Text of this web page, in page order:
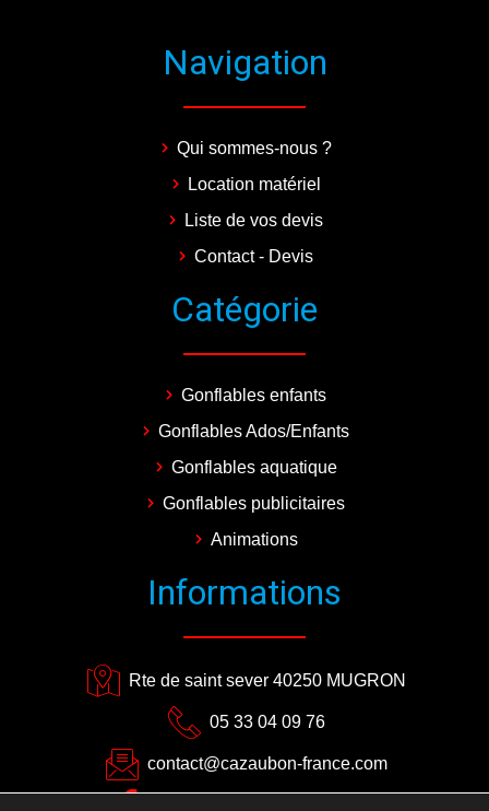
Navigation
Qui sommes-nous ?
Location matériel
Liste de vos devis
Contact - Devis
Catégorie
Gonflables enfants
Gonflables Ados/Enfants
Gonflables aquatique
Gonflables publicitaires
Animations
Informations
Rte de saint sever 40250 MUGRON
05 33 04 09 76
contact@cazaubon-france.com